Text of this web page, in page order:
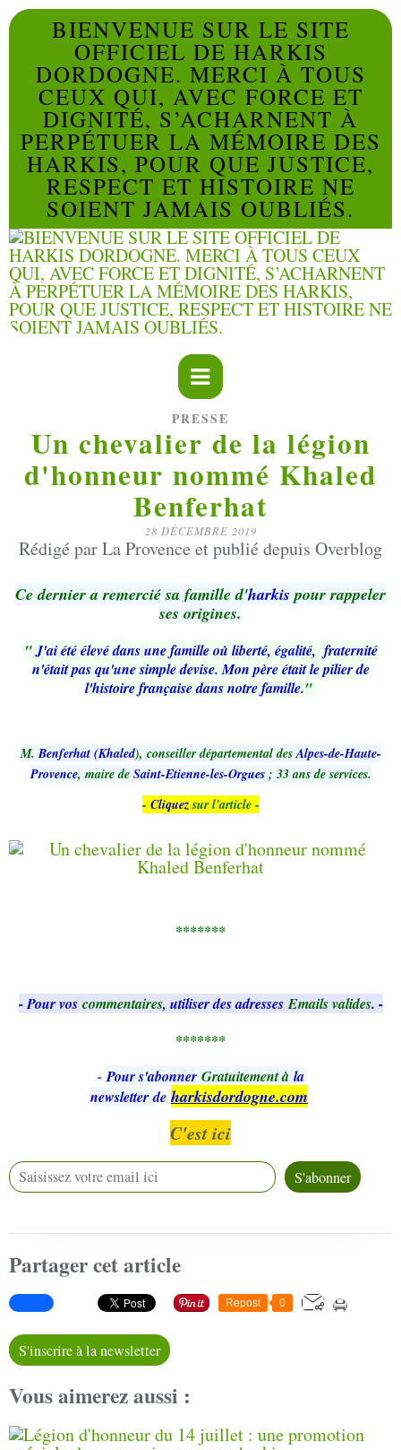
BIENVENUE SUR LE SITE
OFFICIEL DE HARKIS
DORDOGNE. MERCI À TOUS
CEUX QUI, AVEC FORCE ET
DIGNITÉ, S’ACHARNENT À
PERPÉTUER LA MÉMOIRE DES
HARKIS, POUR QUE JUSTICE,
RESPECT ET HISTOIRE NE
SOIENT JAMAIS OUBLIÉS.
PRESSE
Un chevalier de la légion
d'honneur nommé Khaled
Benferhat
28 DÉCEMBRE 2019
Rédigé par La Provence et publié depuis Overblog
Ce dernier a remercié sa famille d'harkispour rappeler
ses origines.
"J'ai été élevé dans une famille où liberté, égalité, fraternité
n'était pas qu'une simple devise. Mon père était le pilier de
l'histoire française dans notre famille."
M.Benferhat (Khaled), conseiller départemental desAlpes-de-Haute-
Provence, maire de Saint-Etienne-les-Orgues ; 33 ans de services.
- Cliquezsur l'article -
*******
- Pour vos commentaires, utiliser des adressesEmails valides. -
*******
- Pour s'abonner Gratuitement à la
newsletter de harkisdordogne.com
C'est ici
Partager cet article
Repost 0
S'inscrire à la newsletter
Vous aimerez aussi :